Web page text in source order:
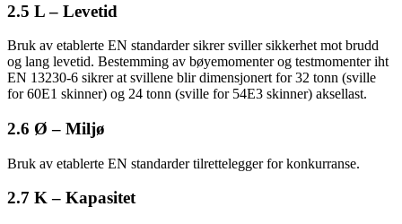
2.5 L – Levetid
Bruk av etablerte EN standarder sikrer sviller sikkerhet mot brudd
og lang levetid. Bestemming av bøyemomenter og testmomenter iht
EN 13230-6 sikrer at svillene blir dimensjonert for 32 tonn (sville
for 60E1 skinner) og 24 tonn (sville for 54E3 skinner) aksellast.
2.6 Ø – Miljø
Bruk av etablerte EN standarder tilrettelegger for konkurranse.
2.7 K – Kapasitet